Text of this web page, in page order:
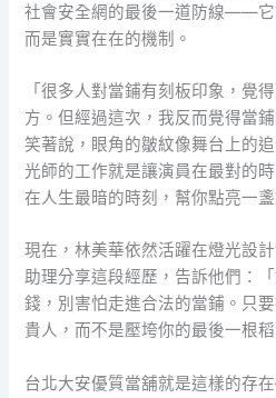
社會安全網的最後一道防線——它
而是實實在在的機制。
「很多人對當鋪有刻板印象，覺
方。但經過這次，我反而覺得當
笑著說，眼角的皺紋像舞台上的
光師的工作就是讓演員在最對的
在人生最暗的時刻，幫你點亮一盞
現在，林美華依然活躍在燈光設
助理分享這段經歷，告訴他們：
錢，別害怕走進合法的當鋪。只
貴人，而不是壓垮你的最後一根稻
台北大安優質當舖就是這樣的存